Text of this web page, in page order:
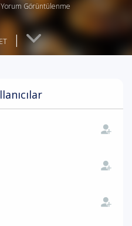
Görüntülenme
|